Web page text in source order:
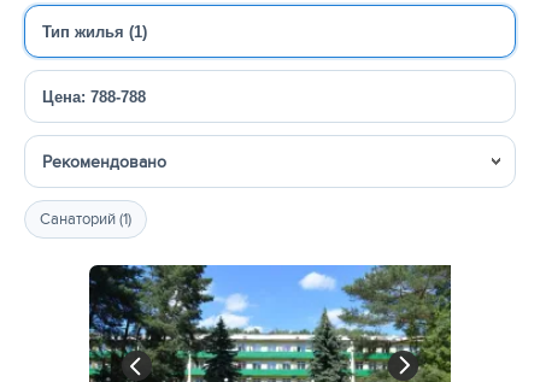
Тип жилья (1)
Цена: 788-788
Сортировка
Санаторий (1)